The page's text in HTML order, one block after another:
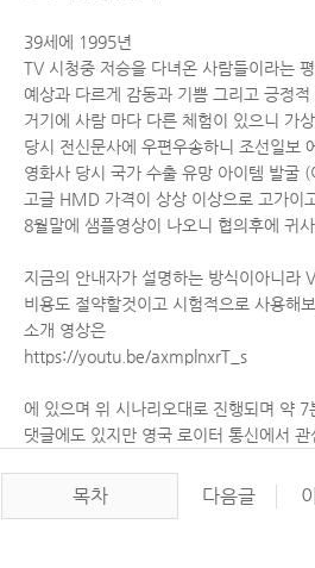
39세에1995년
TV시청중저승을다녀온사람들이라는
예상과다르게감동과기쁨그리고긍정
거기에사람마다다른체험이있으니가
당시전신문사에우편우송하니조선일
영화사당시국가수출유망아이템발굴
고글HMD가격이상상이상으로고가이
8월말에샘플영상이나오니협의후에귀
지금의안내자가설명하는방식이아니
비용도절약할것이고시험적으로사용해
소개영상은
https://youtu.be/axmplnxrT_s
에있으며위시나리오대로진행되며약
댓글에도있지만영국로이터통신에서
목차 다음글